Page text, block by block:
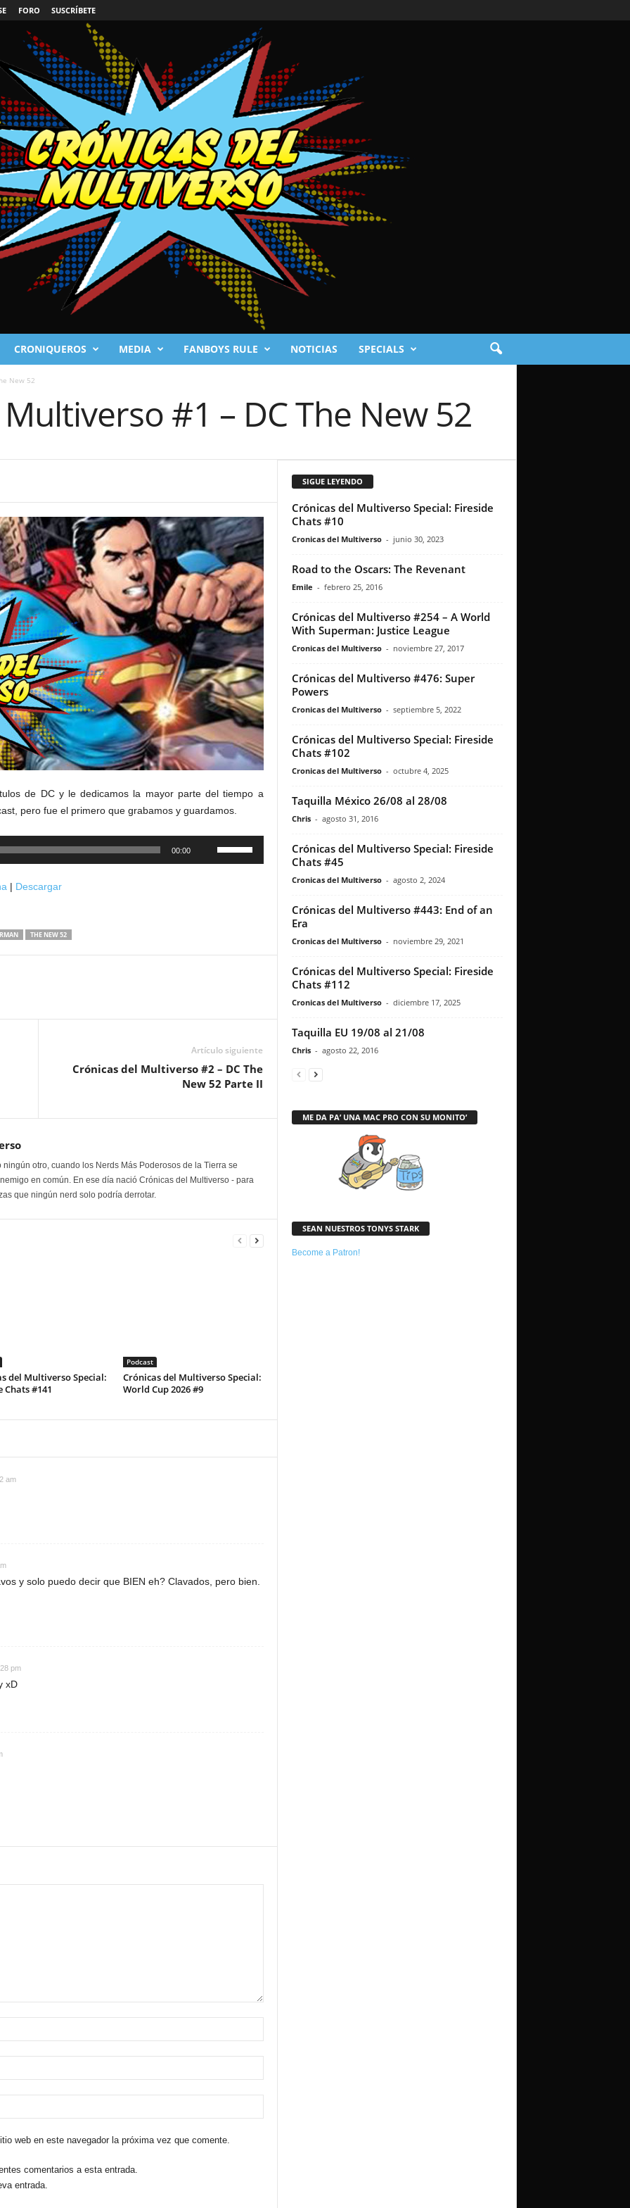
FORO SUSCRÍBETE
CRONIQUEROS MEDIA FANBOYS RULE NOTICIAS SPECIALS
New 52
#1 – DC The New 52
de DC y le dedicamos la mayor parte del tiempo a
pero fue el primero que grabamos y guardamos.
00:00
| Descargar
THE NEW 52
Artículo siguiente
Crónicas del Multiverso #2 – DC The
New 52 Parte II
ningún otro, cuando los Nerds Más Poderosos de la Tierra se
en común. En ese día nació Crónicas del Multiverso - para
que ningún nerd solo podría derrotar.
del Multiverso Special:
Chats #141
Podcast
Crónicas del Multiverso Special:
World Cup 2026 #9
am
y solo puedo decir que BIEN eh? Clavados, pero bien.
pm
xD
web en este navegador la próxima vez que comente.
comentarios a esta entrada.
entrada.
SIGUE LEYENDO
Crónicas del Multiverso Special: Fireside
Chats #10
Cronicas del Multiverso - junio 30, 2023
Road to the Oscars: The Revenant
Emile - febrero 25, 2016
Crónicas del Multiverso #254 – A World
With Superman: Justice League
Cronicas del Multiverso - noviembre 27, 2017
Crónicas del Multiverso #476: Super
Powers
Cronicas del Multiverso - septiembre 5, 2022
Crónicas del Multiverso Special: Fireside
Chats #102
Cronicas del Multiverso - octubre 4, 2025
Taquilla México 26/08 al 28/08
Chris - agosto 31, 2016
Crónicas del Multiverso Special: Fireside
Chats #45
Cronicas del Multiverso - agosto 2, 2024
Crónicas del Multiverso #443: End of an
Era
Cronicas del Multiverso - noviembre 29, 2021
Crónicas del Multiverso Special: Fireside
Chats #112
Cronicas del Multiverso - diciembre 17, 2025
Taquilla EU 19/08 al 21/08
Chris - agosto 22, 2016
ME DA PA’ UNA MAC PRO CON SU MONITO’
SEAN NUESTROS TONYS STARK
Become a Patron!